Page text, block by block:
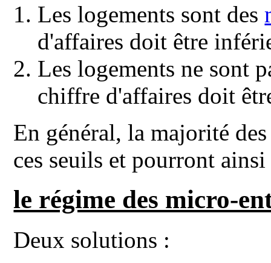
Les logements sont des
d'affaires doit être
Les logements ne sont
chiffre d'affaires doit
En général, la majorité
ces seuils et pourront
le régime des micro-
Deux solutions :